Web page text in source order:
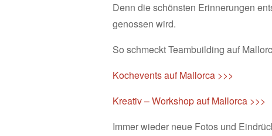
Denn die schönsten Erinnerungen
genossen wird.
So schmeckt Teambuilding auf
Kochevents auf Mallorca >>>
Kreativ – Workshop auf Mallorca >>>
Immer wieder neue Fotos und